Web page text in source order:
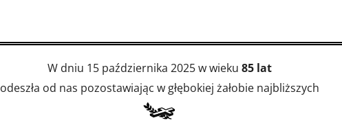
W dniu 15 października 2025 w wieku 85 lat
odeszła od nas pozostawiając w głębokiej żałobie najbliższych